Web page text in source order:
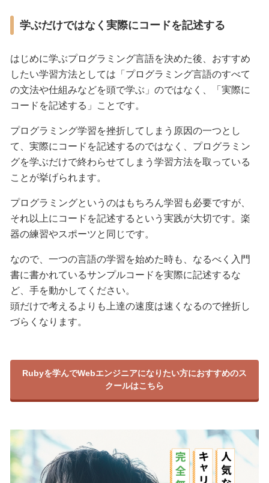
学ぶだけではなく実際にコードを記述する
はじめに学ぶプログラミング言語を決めた後、おすすめ
したい学習方法としては「プログラミング言語のすべて
の文法や仕組みなどを頭で学ぶ」のではなく、「実際に
コードを記述する」ことです。
プログラミング学習を挫折してしまう原因の一つとし
て、実際にコードを記述するのではなく、プログラミン
グを学ぶだけで終わらせてしまう学習方法を取っている
ことが挙げられます。
プログラミングというのはもちろん学習も必要ですが、
それ以上にコードを記述するという実践が大切です。楽
器の練習やスポーツと同じです。
なので、一つの言語の学習を始めた時も、なるべく入門
書に書かれているサンプルコードを実際に記述するな
ど、手を動かしてください。
頭だけで考えるよりも上達の速度は速くなるので挫折し
づらくなります。
Rubyを学んでWebエンジニアになりたい方におすすめのス
クールはこちら